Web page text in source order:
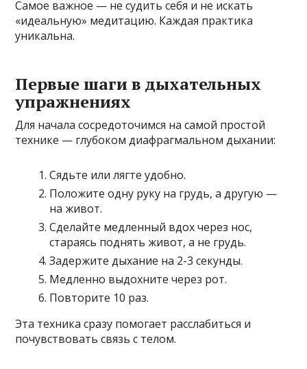
Самое важное — не судить себя и не искать
«идеальную» медитацию. Каждая практика
уникальна.
Первые шаги в дыхательных
упражнениях
Для начала сосредоточимся на самой простой
технике — глубоком диафрагмальном дыхании:
Сядьте или лягте удобно.
Положите одну руку на грудь, а другую —
на живот.
Сделайте медленный вдох через нос,
стараясь поднять живот, а не грудь.
Задержите дыхание на 2-3 секунды.
Медленно выдохните через рот.
Повторите 10 раз.
Эта техника сразу помогает расслабиться и
почувствовать связь с телом.